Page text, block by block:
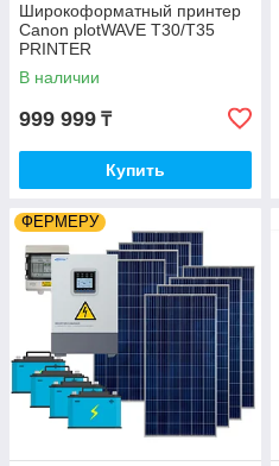
Широкоформатный принтер
Canon plotWAVE T30/T35
PRINTER
В наличии
999 999 ₸
Купить
ФЕРМЕРУ